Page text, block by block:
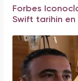
Forbes
Swift tarihin en